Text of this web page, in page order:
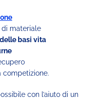
materiale
basi vita
competizione.
con l’aiuto di un